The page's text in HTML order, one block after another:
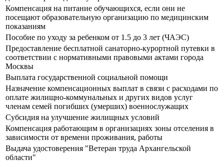
Компенсация на питание обучающихся, если они не
посещают образовательную организацию по медицинским
показаниям
Пособие по уходу за ребенком от 1.5 до 3 лет (ЧАЭС)
Предоставление бесплатной санаторно-курортной путевки в
соответствии с нормативными правовыми актами города
Москвы
Выплата государственной социальной помощи
Назначение компенсационных выплат в связи с расходами по
оплате жилищно-коммунальных и других видов услуг
членам семей погибших (умерших) военнослужащих
Субсидия на улучшение жилищных условий
Компенсация работающим в организациях зоны отселения в
зависимости от времени проживания, работы
Выдача удостоверения "Ветеран труда Архангельской
области"